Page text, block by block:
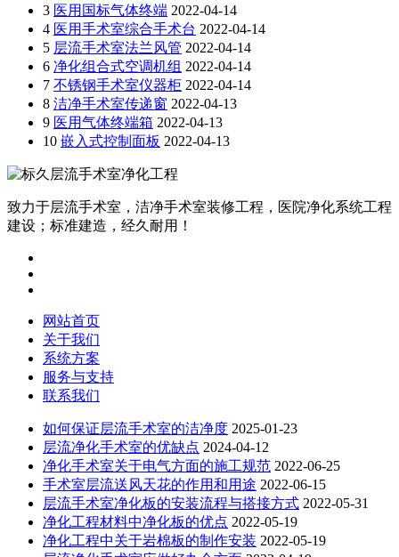
3 医用国标气体终端 2022-04-14
4 医用手术室综合手术台 2022-04-14
5 层流手术室法兰风管 2022-04-14
6 净化组合式空调机组 2022-04-14
7 不锈钢手术室仪器柜 2022-04-14
8 洁净手术室传递窗 2022-04-13
9 医用气体终端箱 2022-04-13
10 嵌入式控制面板 2022-04-13
致力于层流手术室，洁净手术室装修工程，医院净化系统工程
建设；标准建造，经久耐用！
网站首页
关于我们
系统方案
服务与支持
联系我们
如何保证层流手术室的洁净度 2025-01-23
层流净化手术室的优缺点 2024-04-12
净化手术室关于电气方面的施工规范 2022-06-25
手术室层流送风天花的作用和用途 2022-06-15
层流手术室净化板的安装流程与搭接方式 2022-05-31
净化工程材料中净化板的优点 2022-05-19
净化工程中关于岩棉板的制作安装 2022-05-19